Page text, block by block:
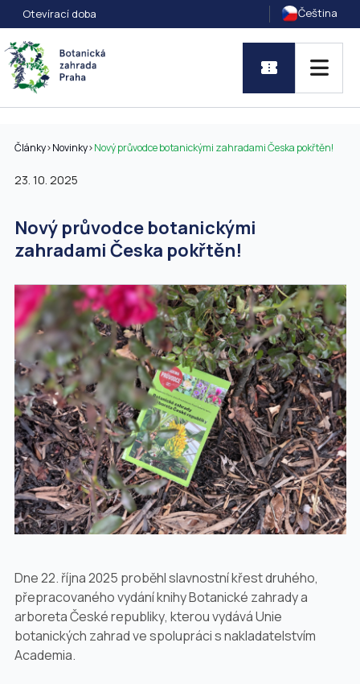
Otevírací doba Čeština
Články>Novinky>Nový průvodce botanickými zahradami Česka pokřtěn!
23. 10. 2025
Nový průvodce botanickými
zahradami Česka pokřtěn!
Dne 22. října 2025 proběhl slavnostní křest druhého,
přepracovaného vydání knihyBotanické zahrady a
arboreta České republiky, kterou vydává Unie
botanických zahrad ve spolupráci s nakladatelstvím
Academia.